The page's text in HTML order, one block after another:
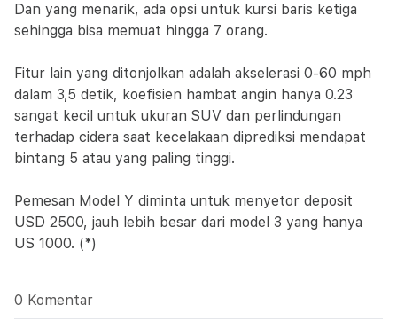
Dan yang menarik, ada opsi untuk kursi baris ketiga
sehingga bisa memuat hingga 7 orang.
Fitur lain yang ditonjolkan adalah akselerasi 0-60 mph
dalam 3,5 detik, koefisien hambat angin hanya 0.23
sangat kecil untuk ukuran SUV dan perlindungan
terhadap cidera saat kecelakaan diprediksi mendapat
bintang 5 atau yang paling tinggi.
Pemesan Model Y diminta untuk menyetor deposit
USD 2500, jauh lebih besar dari model 3 yang hanya
US 1000. (*)
0 Komentar